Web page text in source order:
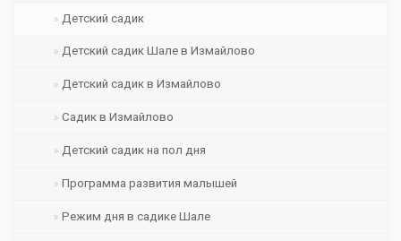
Детский садик
Детский садик Шале в Измайлово
Детский садик в Измайлово
Садик в Измайлово
Детский садик на пол дня
Программа развития малышей
Режим дня в садике Шале